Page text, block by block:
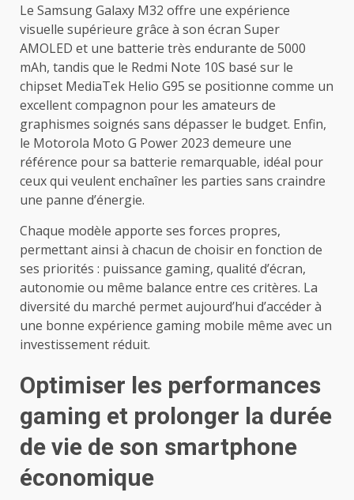
Le Samsung Galaxy M32 offre une expérience
visuelle supérieure grâce à son écran Super
AMOLED et une batterie très endurante de 5000
mAh, tandis que le Redmi Note 10S basé sur le
chipset MediaTek Helio G95 se positionne comme un
excellent compagnon pour les amateurs de
graphismes soignés sans dépasser le budget. Enfin,
le Motorola Moto G Power 2023 demeure une
référence pour sa batterie remarquable, idéal pour
ceux qui veulent enchaîner les parties sans craindre
une panne d’énergie.
Chaque modèle apporte ses forces propres,
permettant ainsi à chacun de choisir en fonction de
ses priorités : puissance gaming, qualité d’écran,
autonomie ou même balance entre ces critères. La
diversité du marché permet aujourd’hui d’accéder à
une bonne expérience gaming mobile même avec un
investissement réduit.
Optimiser les performances
gaming et prolonger la durée
de vie de son smartphone
économique